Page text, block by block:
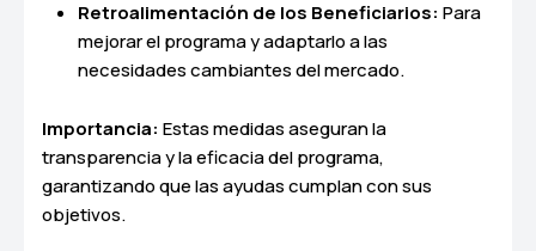
Retroalimentación de los Beneficiarios: Para
mejorar el programa y adaptarlo a las
necesidades cambiantes del mercado.
Importancia: Estas medidas aseguran la
transparencia y la eficacia del programa,
garantizando que las ayudas cumplan con sus
objetivos.